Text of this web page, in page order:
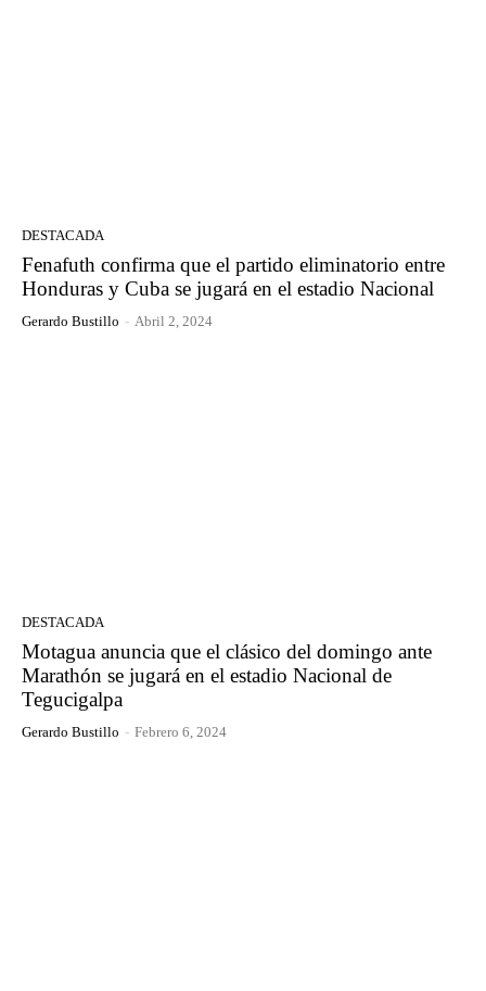
DESTACADA
Fenafuth confirma que el partido eliminatorio entre
Honduras y Cuba se jugará en el estadio Nacional
Gerardo Bustillo - Abril 2, 2024
DESTACADA
Motagua anuncia que el clásico del domingo ante
Marathón se jugará en el estadio Nacional de
Tegucigalpa
Gerardo Bustillo - Febrero 6, 2024